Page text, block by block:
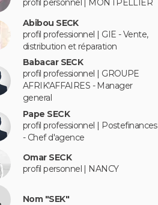
profil personnel | MONTPELLIER
Abibou SECK
profil professionnel | GIE - Vente,
distribution et réparation
Babacar SECK
profil professionnel | GROUPE
AFRIK'AFFAIRES - Manager
general
Pape SECK
profil professionnel | Postefinances
- Chef d'agence
Omar SECK
profil personnel | NANCY
Nom "SEK"